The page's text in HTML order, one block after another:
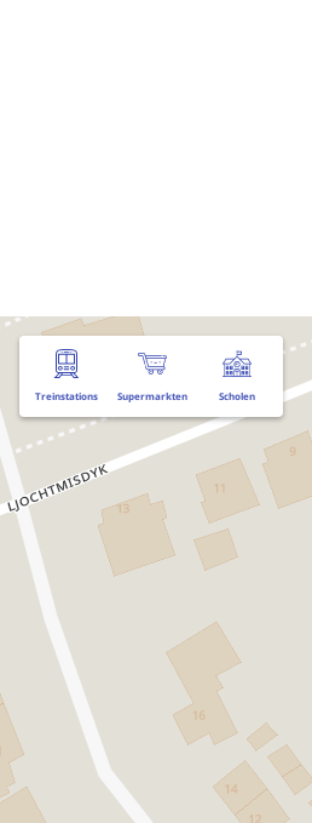
Treinstations Supermarkten Scholen